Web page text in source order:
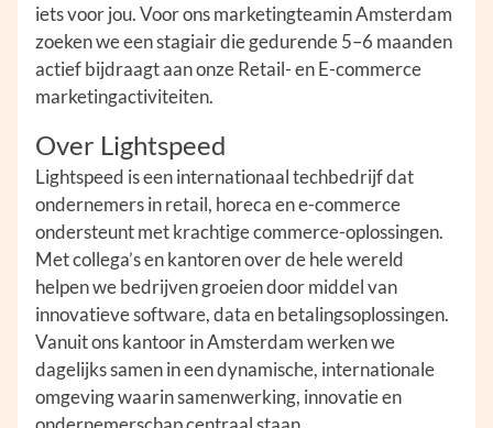
iets voor jou. Voor ons marketingteamin Amsterdam
zoeken we een stagiair die gedurende 5–6 maanden
actief bijdraagt aan onze Retail- en E-commerce
marketingactiviteiten.
Over Lightspeed
Lightspeed is een internationaal techbedrijf dat
ondernemers in retail, horeca en e-commerce
ondersteunt met krachtige commerce-oplossingen.
Met collega’s en kantoren over de hele wereld
helpen we bedrijven groeien door middel van
innovatieve software, data en betalingsoplossingen.
Vanuit ons kantoor in Amsterdam werken we
dagelijks samen in een dynamische, internationale
omgeving waarin samenwerking, innovatie en